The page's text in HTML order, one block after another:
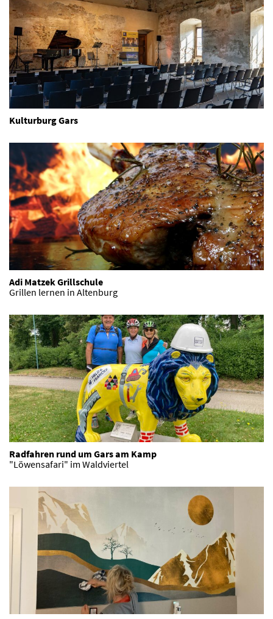
Kulturburg Gars
Adi Matzek Grillschule
Grillen lernen in Altenburg
Radfahren rund um Gars am Kamp
"Löwensafari" im Waldviertel